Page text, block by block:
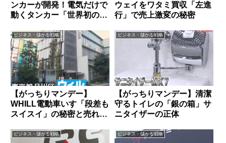
ンカーが開発！電気だけで
動くタンカー「世界初の
ウェイをワタミ買収「左進
行」で売上激変の秘密
ビジネス・儲かる戦略
【がっちりマンデー】
WHILL電動車いす「段差も
スイスイ」の秘密と売れる
ビジネス・儲かる戦略
【がっちりマンデー】清潔
守るトイレの「銀の箱」サ
ニタイザーの正体
ビジネス・儲かる戦略 ビジネス・儲かる戦略